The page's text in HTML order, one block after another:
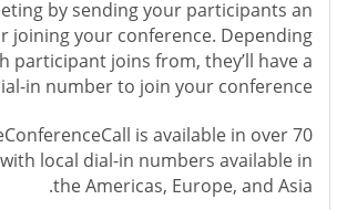
by sending your participants an
joining your conference. Depending
participant joins from, they’ll have a
in number to join your conference.
is available in over 70
local dial-in numbers available in
the Americas, Europe, and Asia.